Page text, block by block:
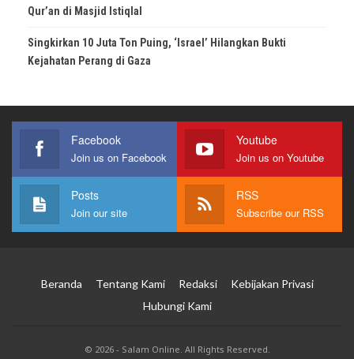
Qur’an di Masjid Istiqlal
Singkirkan 10 Juta Ton Puing, ‘Israel’ Hilangkan Bukti
Kejahatan Perang di Gaza
Facebook
Join us on Facebook
Youtube
Join us on Youtube
Posts
Join our site
RSS
Subscribe our RSS
Beranda Tentang Kami Redaksi
Kebijakan Privasi
Hubungi Kami
© 2026 - Salam Online. All Rights Reserved.